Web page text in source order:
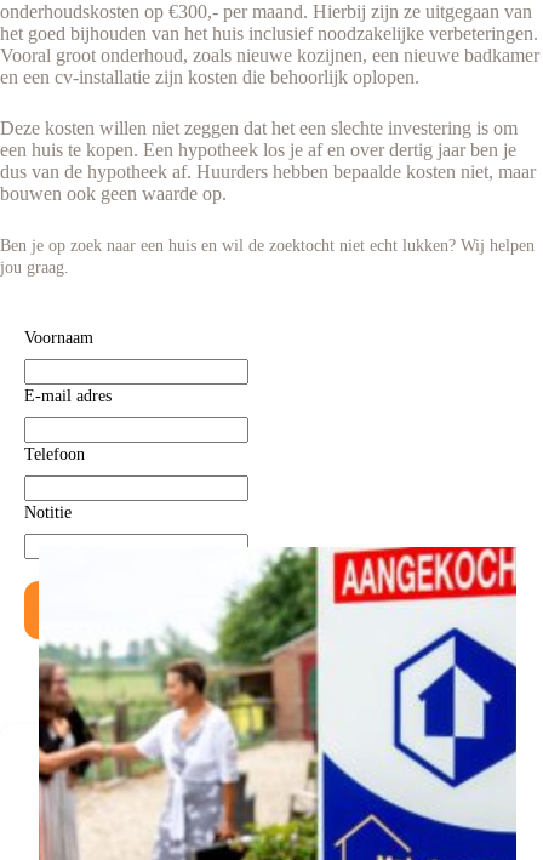
onderhoudskosten op €300,- per maand. Hierbij zijn ze uitgegaan van
het goed bijhouden van het huis inclusief noodzakelijke verbeteringen.
Vooral groot onderhoud, zoals nieuwe kozijnen, een nieuwe badkamer
en een cv-installatie zijn kosten die behoorlijk oplopen.
Deze kosten willen niet zeggen dat het een slechte investering is om
een huis te kopen. Een hypotheek los je af en over dertig jaar ben je
dus van de hypotheek af. Huurders hebben bepaalde kosten niet, maar
bouwen ook geen waarde op.
Ben je op zoek naar een huis en wil de zoektocht niet echt lukken? Wij helpen
jou graag.
Voornaam
E-mail adres
Telefoon
Notitie